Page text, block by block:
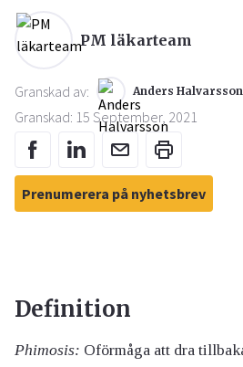
PM läkarteam
Granskad av: Anders Halvarsson
Granskad: 15 September, 2021
Prenumerera på nyhetsbrev
Definition
Phimosis: Oförmåga att dra